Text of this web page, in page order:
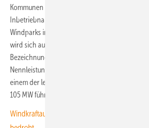
Kommunen soll ab kommendem Frühjahr bis
Inbetriebnahme im zweiten Quartal 2027 einer
Windparks in Bayern entstehen. Der geplante
wird sich aus 15 Enerconturbinen des neuesten
Bezeichnung E-175 zusammensetzen. Alle
Nennleistung von 7 Megawatt (MW). Damit wird
einem der leistungsstärksten Windparks des
105 MW führen.
Windkraftaufschwung im Freistaat in Sicht –